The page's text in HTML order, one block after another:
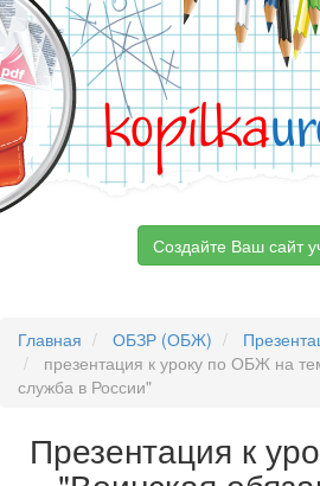
kopilka
Создайте Ваш сайт
Главная ОБЗР (ОБЖ)
презентация к уроку по ОБЖ на
служба в России"
Презентация к